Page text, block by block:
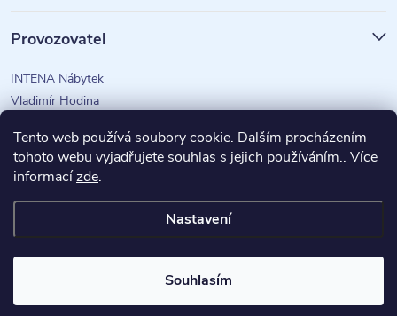
Tento web používá soubory cookie. Dalším procházením
tohoto webu vyjadřujete souhlas s jejich používáním.. Více
informacízde.
Nastavení
Souhlasím
Provozovatel
INTENA Nábytek
Vladimír Hodina
Copyright 2026INTENA Nábytek. Všechna práva vyhrazena.